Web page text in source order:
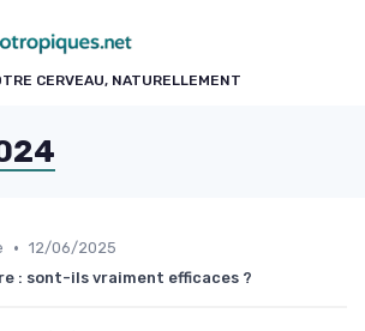
CERVEAU, NATURELLEMENT
• 12/06/2025
: sont-ils vraiment efficaces ?
des cookies